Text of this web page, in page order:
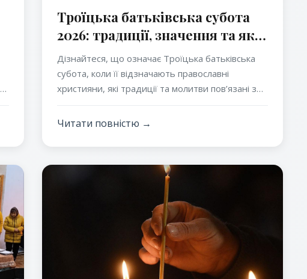
Троїцька батьківська субота
2026: традиції, значення та як
правильно поминати померлих
перед Трійцею
Дізнайтеся, що означає Троїцька батьківська
субота, коли її відзначають православні
християни, які традиції та молитви пов’язані з
перед святом Трійці.
Читати повністю →